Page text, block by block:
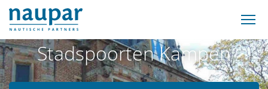
Stadspoorten Kampen